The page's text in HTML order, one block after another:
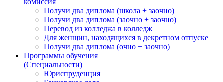
комиссия
Получи два диплома (школа + заочно)
Получи два диплома (заочно + заочно)
Перевод из колледжа в колледж
Для женщин, находящихся в декретном отпуске
Получи два диплома (очно + заочно)
Программы обучения
(Специальности)
Юриспруденция